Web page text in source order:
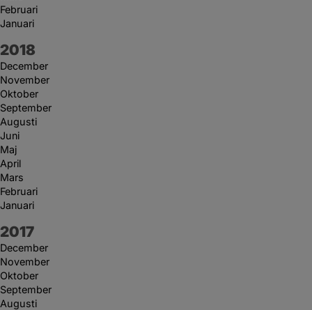
Februari
Januari
År:
2018
December
November
Oktober
September
Augusti
Juni
Maj
April
Mars
Februari
Januari
År:
2017
December
November
Oktober
September
Augusti